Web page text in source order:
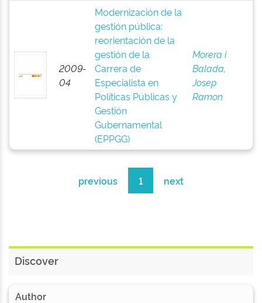
2009-
04
Modernización de la
gestión pública:
reorientación de la
gestión de la
Carrera de
Especialista en
Políticas Públicas y
Gestión
Gubernamental
(EPPGG)
Morera i
Balada,
Josep
Ramon
previous 1 next
Discover
Author